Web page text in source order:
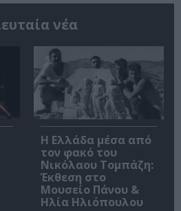
νέα
Η Ελλάδα μέσα από
τον φακό του
Νικόλαου Τομπάζη:
Έκθεση στο
Μουσείο Πάνου &
Ηλία Ηλιόπουλου